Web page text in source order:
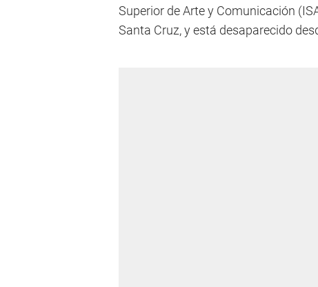
Superior de Arte y Comunicación
Santa Cruz, y está desaparecido